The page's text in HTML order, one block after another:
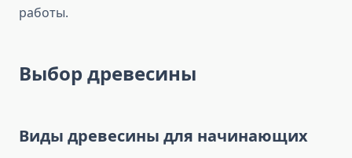
работы.
Выбор древесины
Виды древесины для начинающих